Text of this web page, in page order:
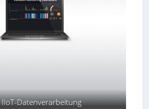
Datenverarbeitung